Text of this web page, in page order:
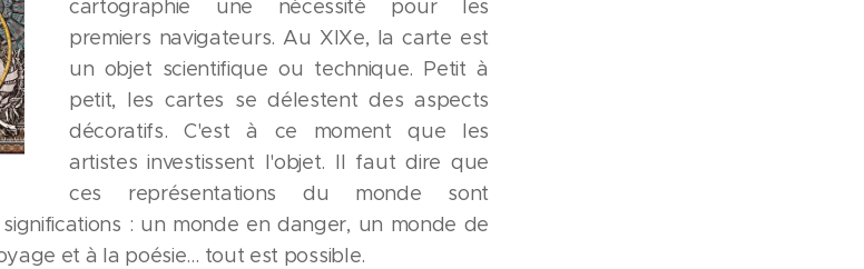
cartographie une nécessité pour les
premiers navigateurs. Au XIXe, la carte est
un objet scientifique ou technique. Petit à
petit, les cartes se délestent des aspects
décoratifs. C'est à ce moment que les
artistes investissent l'objet. Il faut dire que
ces représentations du monde sont
: un monde en danger, un monde de
et à la poésie… tout est possible.